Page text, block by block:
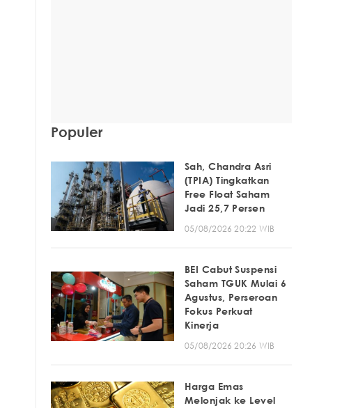
Populer
Sah, Chandra Asri
(TPIA) Tingkatkan
Free Float Saham
Jadi 25,7 Persen
05/08/2026 20:22 WIB
BEI Cabut Suspensi
Saham TGUK Mulai 6
Agustus, Perseroan
Fokus Perkuat
Kinerja
05/08/2026 20:26 WIB
Harga Emas
Melonjak ke Level